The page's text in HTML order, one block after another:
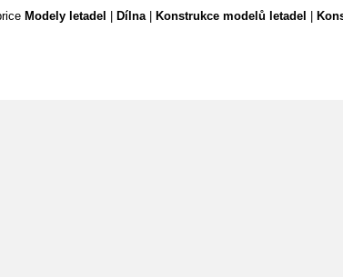
Modely letadel Dílna| Konstrukce modelů letadel